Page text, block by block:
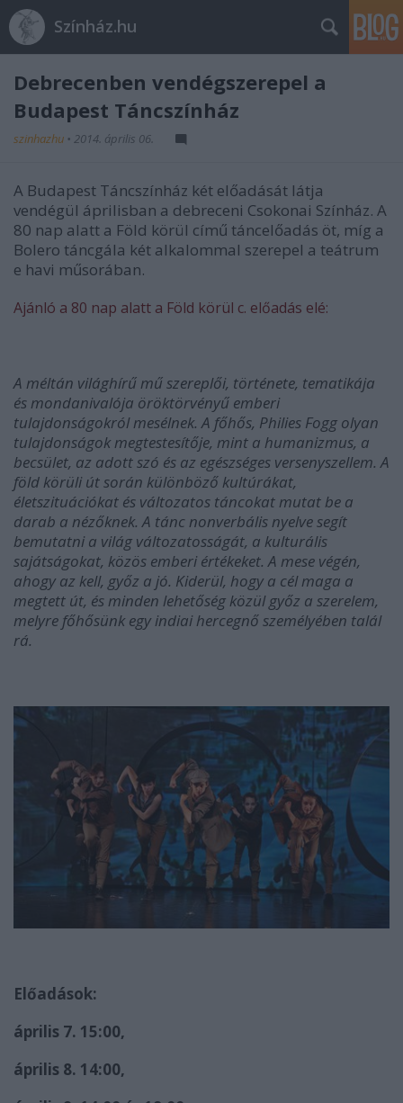
Színház.hu
Debrecenben vendégszerepel a
Budapest Táncszínház
szinhazhu • 2014. április 06.
A Budapest Táncszínház két előadását látja
vendégül áprilisban a debreceni Csokonai Színház. A
80 nap alatt a Föld körül című táncelőadás öt, míg a
Bolero táncgála két alkalommal szerepel a teátrum
e havi műsorában.
Ajánló a 80 nap alatt a Föld körül c. előadás elé:
A méltán világhírű mű szereplői, története, tematikája
és mondanivalója öröktörvényű emberi
tulajdonságokról mesélnek. A főhős, Philies Fogg olyan
tulajdonságok megtestesítője, mint a humanizmus, a
becsület, az adott szó és az egészséges versenyszellem. A
föld körüli út során különböző kultúrákat,
életszituációkat és változatos táncokat mutat be a
darab a nézőknek. A tánc nonverbális nyelve segít
bemutatni a világ változatosságát, a kulturális
sajátságokat, közös emberi értékeket. A mese végén,
ahogy az kell, győz a jó. Kiderül, hogy a cél maga a
megtett út, és minden lehetőség közül győz a szerelem,
melyre főhősünk egy indiai hercegnő személyében talál
rá.
Előadások:
április 7. 15:00,
április 8. 14:00,